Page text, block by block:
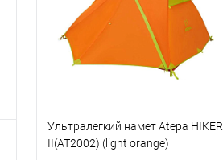
Ультралегкий намет Atepa HIKER
II(AT2002) (light orange)